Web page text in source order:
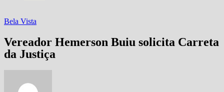
Bela Vista
Vereador Hemerson Buiu solicita Carreta
da Justiça